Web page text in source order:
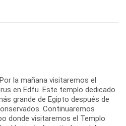
la mañana visitaremos el
en Edfu. Este templo dedicado
grande de Egipto después de
Continuaremos
donde visitaremos el Templo